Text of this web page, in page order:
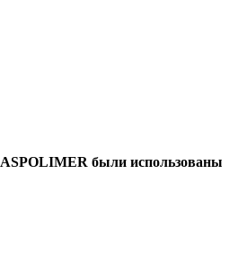
были использованы